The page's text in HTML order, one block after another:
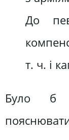
До
т. ч. і
Було б